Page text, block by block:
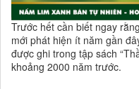
Trước hết cần biết ngay
mới phát hiện ít năm gần
được ghi trong tập sách
khoảng 2000 năm trước.